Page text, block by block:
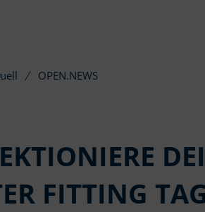
OPEN.NEWS
FITTING